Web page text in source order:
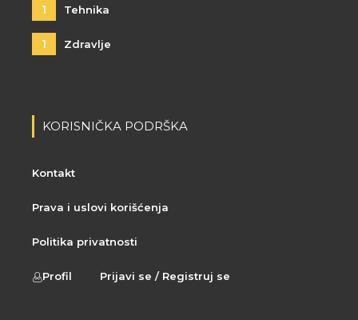
1 Tehnika
1 Zdravlje
KORISNIČKA PODRŠKA
Kontakt
Prava i uslovi korišćenja
Politika privatnosti
Profil Prijavi se / Registruj se